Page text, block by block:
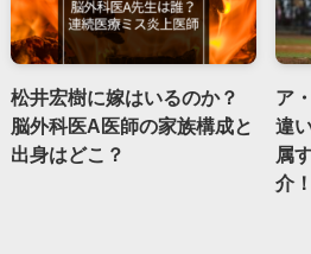
松井宏樹に嫁はいるのか？
脳外科医A医師の家族構成と
出身はどこ？
ア
違
属
介！